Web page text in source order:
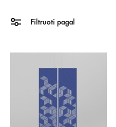
Filtruoti pagal